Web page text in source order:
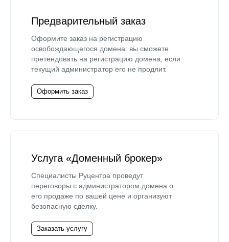
Предварительный заказ
Оформите заказ на регистрацию
освобождающегося домена: вы сможете
претендовать на регистрацию домена, если
текущий администратор его не продлит.
Оформить заказ
Услуга «Доменный брокер»
Специалисты Руцентра проведут
переговоры с администратором домена о
его продаже по вашей цене и организуют
безопасную сделку.
Заказать услугу